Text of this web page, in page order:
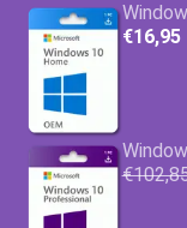
€16,95